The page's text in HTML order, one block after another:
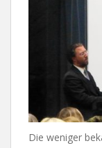
Die weniger